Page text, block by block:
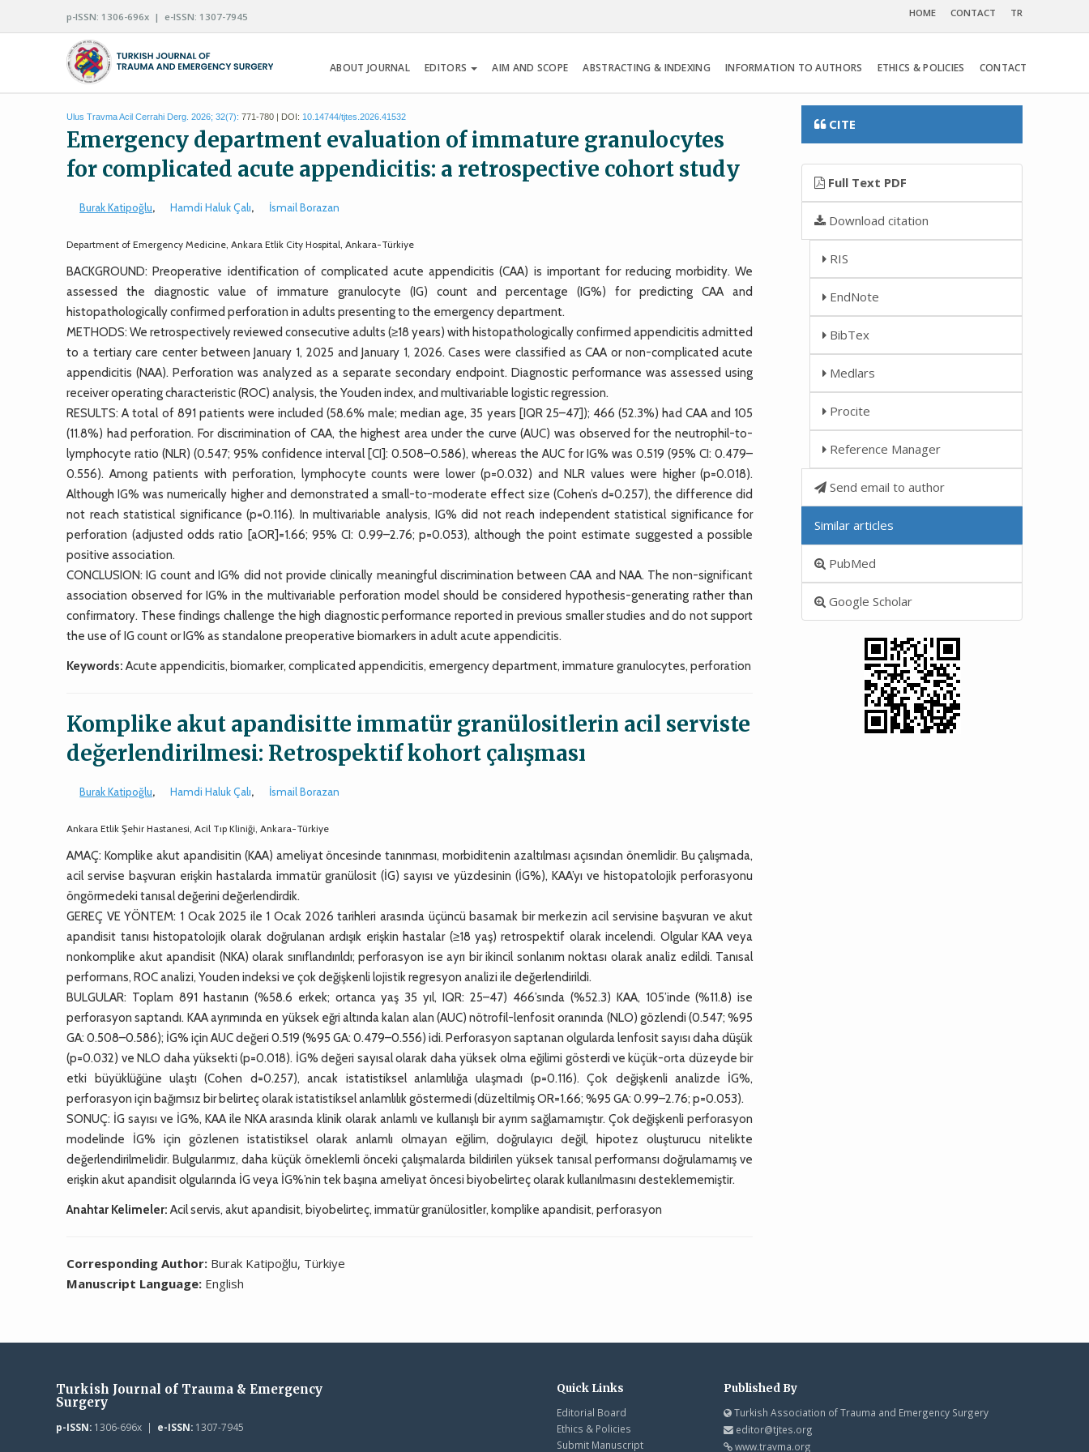
p-ISSN: 1306-696x | e-ISSN: 1307-7945 HOME CONTACT TR
ABOUT JOURNAL EDITORS AIM AND SCOPE ABSTRACTING & INDEXING INFORMATION TO AUTHORS ETHICS & POLICIES CONTACT
Ulus Travma Acil Cerrahi Derg. 2026; 32(7): 771-780 | DOI: 10.14744/tjtes.2026.41532
Emergency department evaluation of immature granulocytes
for complicated acute appendicitis: a retrospective cohort study
Burak Katipoğlu, Hamdi Haluk Çalı, İsmail Borazan
Department of Emergency Medicine, Ankara Etlik City Hospital, Ankara-Türkiye
BACKGROUND: Preoperative identification of complicated acute appendicitis (CAA) is important for reducing morbidity. We
assessed the diagnostic value of immature granulocyte (IG) count and percentage (IG%) for predicting CAA and
histopathologically confirmed perforation in adults presenting to the emergency department.
METHODS: We retrospectively reviewed consecutive adults (≥18 years) with histopathologically confirmed appendicitis admitted
to a tertiary care center between January 1, 2025 and January 1, 2026. Cases were classified as CAA or non-complicated acute
appendicitis (NAA). Perforation was analyzed as a separate secondary endpoint. Diagnostic performance was assessed using
receiver operating characteristic (ROC) analysis, the Youden index, and multivariable logistic regression.
RESULTS: A total of 891 patients were included (58.6% male; median age, 35 years [IQR 25–47]); 466 (52.3%) had CAA and 105
(11.8%) had perforation. For discrimination of CAA, the highest area under the curve (AUC) was observed for the neutrophil-to-
lymphocyte ratio (NLR) (0.547; 95% confidence interval [CI]: 0.508–0.586), whereas the AUC for IG% was 0.519 (95% CI: 0.479–
0.556). Among patients with perforation, lymphocyte counts were lower (p=0.032) and NLR values were higher (p=0.018).
Although IG% was numerically higher and demonstrated a small-to-moderate effect size (Cohen’s d=0.257), the difference did
not reach statistical significance (p=0.116). In multivariable analysis, IG% did not reach independent statistical significance for
perforation (adjusted odds ratio [aOR]=1.66; 95% CI: 0.99–2.76; p=0.053), although the point estimate suggested a possible
positive association.
CONCLUSION: IG count and IG% did not provide clinically meaningful discrimination between CAA and NAA. The non-significant
association observed for IG% in the multivariable perforation model should be considered hypothesis-generating rather than
confirmatory. These findings challenge the high diagnostic performance reported in previous smaller studies and do not support
the use of IG count or IG% as standalone preoperative biomarkers in adult acute appendicitis.
Keywords: Acute appendicitis, biomarker, complicated appendicitis, emergency department, immature granulocytes, perforation
Komplike akut apandisitte immatür granülositlerin acil serviste
değerlendirilmesi: Retrospektif kohort çalışması
Burak Katipoğlu, Hamdi Haluk Çalı, İsmail Borazan
Ankara Etlik Şehir Hastanesi, Acil Tıp Kliniği, Ankara-Türkiye
AMAÇ: Komplike akut apandisitin (KAA) ameliyat öncesinde tanınması, morbiditenin azaltılması açısından önemlidir. Bu çalışmada,
acil servise başvuran erişkin hastalarda immatür granülosit (İG) sayısı ve yüzdesinin (İG%), KAA’yı ve histopatolojik perforasyonu
öngörmedeki tanısal değerini değerlendirdik.
GEREÇ VE YÖNTEM: 1 Ocak 2025 ile 1 Ocak 2026 tarihleri arasında üçüncü basamak bir merkezin acil servisine başvuran ve akut
apandisit tanısı histopatolojik olarak doğrulanan ardışık erişkin hastalar (≥18 yaş) retrospektif olarak incelendi. Olgular KAA veya
nonkomplike akut apandisit (NKA) olarak sınıflandırıldı; perforasyon ise ayrı bir ikincil sonlanım noktası olarak analiz edildi. Tanısal
performans, ROC analizi, Youden indeksi ve çok değişkenli lojistik regresyon analizi ile değerlendirildi.
BULGULAR: Toplam 891 hastanın (%58.6 erkek; ortanca yaş 35 yıl, IQR: 25–47) 466’sında (%52.3) KAA, 105’inde (%11.8) ise
perforasyon saptandı. KAA ayrımında en yüksek eğri altında kalan alan (AUC) nötrofil-lenfosit oranında (NLO) gözlendi (0.547; %95
GA: 0.508–0.586); İG% için AUC değeri 0.519 (%95 GA: 0.479–0.556) idi. Perforasyon saptanan olgularda lenfosit sayısı daha düşük
(p=0.032) ve NLO daha yüksekti (p=0.018). İG% değeri sayısal olarak daha yüksek olma eğilimi gösterdi ve küçük-orta düzeyde bir
etki büyüklüğüne ulaştı (Cohen d=0.257), ancak istatistiksel anlamlılığa ulaşmadı (p=0.116). Çok değişkenli analizde İG%,
perforasyon için bağımsız bir belirteç olarak istatistiksel anlamlılık göstermedi (düzeltilmiş OR=1.66; %95 GA: 0.99–2.76; p=0.053).
SONUÇ: İG sayısı ve İG%, KAA ile NKA arasında klinik olarak anlamlı ve kullanışlı bir ayrım sağlamamıştır. Çok değişkenli perforasyon
modelinde İG% için gözlenen istatistiksel olarak anlamlı olmayan eğilim, doğrulayıcı değil, hipotez oluşturucu nitelikte
değerlendirilmelidir. Bulgularımız, daha küçük örneklemli önceki çalışmalarda bildirilen yüksek tanısal performansı doğrulamamış ve
erişkin akut apandisit olgularında İG veya İG%’nin tek başına ameliyat öncesi biyobelirteç olarak kullanılmasını desteklememiştir.
Anahtar Kelimeler: Acil servis, akut apandisit, biyobelirteç, immatür granülositler, komplike apandisit, perforasyon
Corresponding Author: Burak Katipoğlu, Türkiye
Manuscript Language: English
CITE
Full Text PDF
Download citation
RIS
EndNote
BibTex
Medlars
Procite
Reference Manager
Send email to author
Similar articles
PubMed
Google Scholar
Turkish Journal of Trauma & Emergency
Surgery
p-ISSN:1306-696x | e-ISSN:1307-7945
Quick Links
Editorial Board
Ethics & Policies
Submit Manuscript
Published By
Turkish Association of Trauma and Emergency Surgery
editor@tjtes.org
www.travma.org